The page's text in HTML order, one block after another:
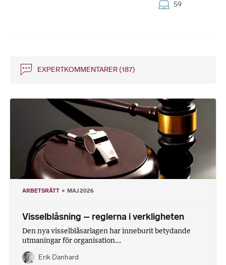
59
EXPERTKOMMENTARER (187)
ARBETSRÄTT MAJ 2026
Visselblåsning – reglerna i verkligheten
Den nya visselblåsarlagen har inneburit betydande
utmaningar för organisation...
Erik Danhard